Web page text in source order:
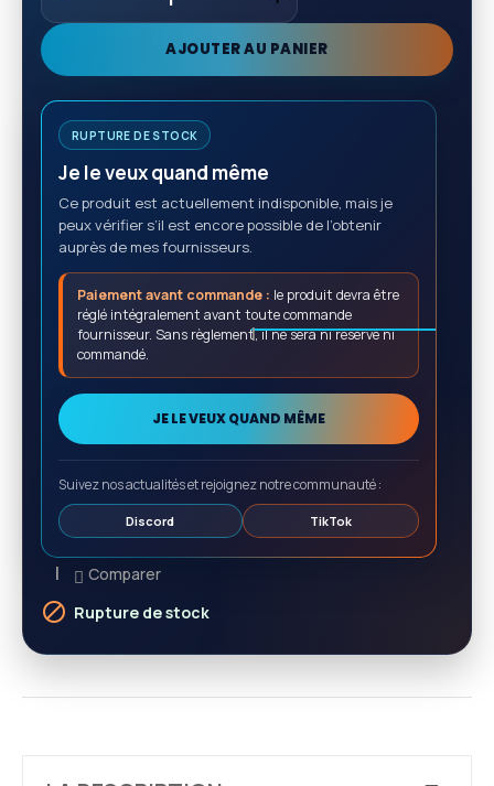
AJOUTER AU PANIER
RUPTURE DE STOCK
Je le veux quand même
Ce produit est actuellement indisponible, mais je
peux vérifier s’il est encore possible de l’obtenir
auprès de mes fournisseurs.
Paiement avant commande : le produit devra être
réglé intégralement avant toute commande
fournisseur. Sans règlement, il ne sera ni réservé ni
commandé.
JE LE VEUX QUAND MÊME
Suivez nos actualités et rejoignez notre communauté :
Discord TikTok
Comparer
 Rupture de stock